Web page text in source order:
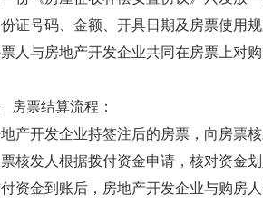
证号码、金额、开具日期及房票使用
票人与房地产开发企业共同在房票上对
房票结算流程：
地产开发企业持签注后的房票，向房票
票核发人根据拨付资金申请，核对资金
付资金到账后，房地产开发企业与购房